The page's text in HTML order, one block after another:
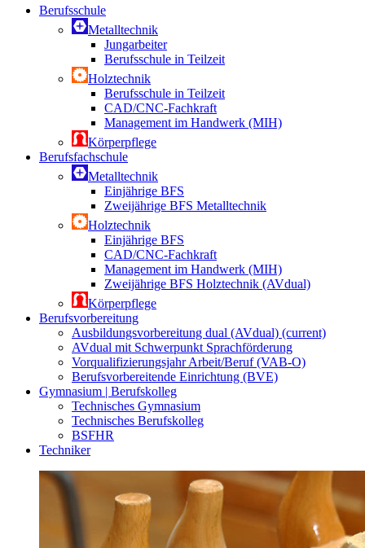
Berufsschule
Metalltechnik
Jungarbeiter
Berufsschule in Teilzeit
Holztechnik
Berufsschule in Teilzeit
CAD/CNC-Fachkraft
Management im Handwerk (MIH)
Körperpflege
Berufsfachschule
Metalltechnik
Einjährige BFS
Zweijährige BFS Metalltechnik
Holztechnik
Einjährige BFS
CAD/CNC-Fachkraft
Management im Handwerk (MIH)
Zweijährige BFS Holztechnik (AVdual)
Körperpflege
Berufsvorbereitung
Ausbildungsvorbereitung dual (AVdual) (current)
AVdual mit Schwerpunkt Sprachförderung
Vorqualifizierungsjahr Arbeit/Beruf (VAB-O)
Berufsvorbereitende Einrichtung (BVE)
Gymnasium | Berufskolleg
Technisches Gymnasium
Technisches Berufskolleg
BSFHR
Techniker